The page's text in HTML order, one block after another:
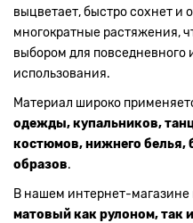
выцветает, быстро сохнет и
многократные растяжения,
выбором для повседневного
использования.
Материал широко
одежды, купальников,
костюмов, нижнего белья,
образов.
В нашем интернет-
матовый как рулоном, так